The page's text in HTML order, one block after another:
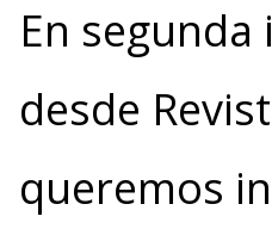
En segunda
desde
queremos